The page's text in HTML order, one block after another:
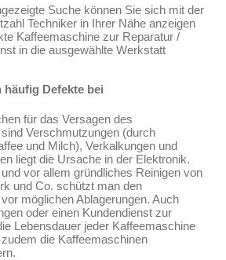
Suche können Sie sich mit der
Techniker in Ihrer Nähe anzeigen
Kaffeemaschine zur Reparatur /
in die ausgewählte Werkstatt
Defekte bei
für das Versagen des
Verschmutzungen (durch
und Milch), Verkalkungen und
liegt die Ursache in der Elektronik.
vor allem gründliches Reinigen von
und Co. schützt man den
möglichen Ablagerungen. Auch
oder einen Kundendienst zur
Lebensdauer jeder Kaffeemaschine
die Kaffeemaschinen